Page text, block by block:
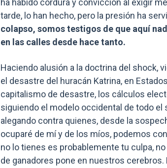
ha habido cordura y convicción al exigir
tarde, lo han hecho, pero la presión ha
colapso, somos testigos de que aquí
en las calles desde hace tanto.
Haciendo alusión a la doctrina del shock,
el desastre del huracán Katrina, en
capitalismo de desastre, los cálculos
siguiendo el modelo occidental de todo el
alegando contra quienes, desde la
ocuparé de mí y de los míos, podemos
no lo tienes es probablemente tu culpa,
de ganadores pone en nuestros